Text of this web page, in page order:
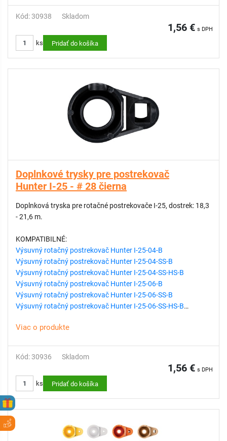
Kód: 30938 Skladom
1,56 € s DPH
ks Pridať do košíka
Doplnkové trysky pre postrekovač
Hunter I-25 - # 28 čierna
Doplnková tryska pre rotačné postrekovače I-25, dostrek: 18,3
- 21,6 m.
KOMPATIBILNÉ:
Výsuvný rotačný postrekovač Hunter I-25-04-B
Výsuvný rotačný postrekovač Hunter I-25-04-SS-B
Výsuvný rotačný postrekovač Hunter I-25-04-SS-HS-B
Výsuvný rotačný postrekovač Hunter I-25-06-B
Výsuvný rotačný postrekovač Hunter I-25-06-SS-B
Výsuvný rotačný postrekovač Hunter I-25-06-SS-HS-B
Viac o produkte
Kód: 30936 Skladom
1,56 € s DPH
ks Pridať do košíka